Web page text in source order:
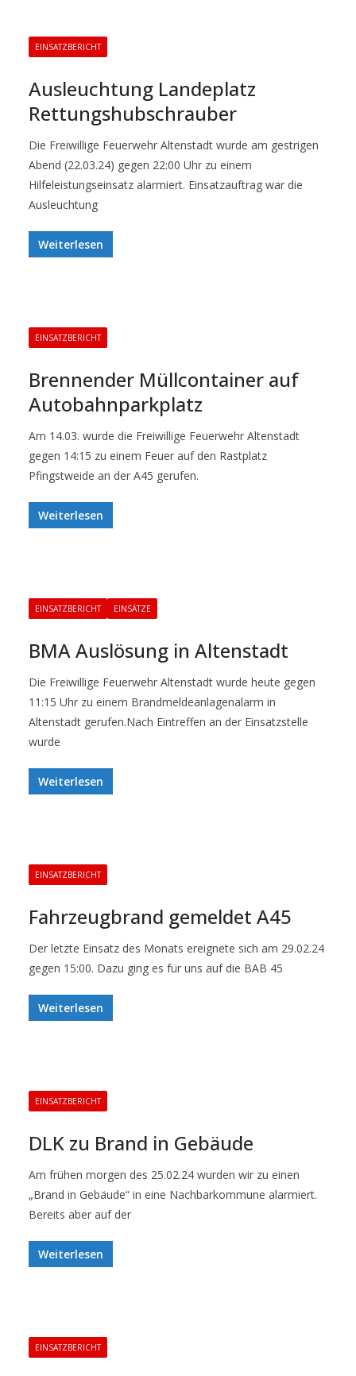
EINSATZBERICHT
Ausleuchtung Landeplatz
Rettungshubschrauber
Die Freiwillige Feuerwehr Altenstadt wurde am gestrigen
Abend (22.03.24) gegen 22:00 Uhr zu einem
Hilfeleistungseinsatz alarmiert. Einsatzauftrag war die
Ausleuchtung
Weiterlesen
EINSATZBERICHT
Brennender Müllcontainer auf
Autobahnparkplatz
Am 14.03. wurde die Freiwillige Feuerwehr Altenstadt
gegen 14:15 zu einem Feuer auf den Rastplatz
Pfingstweide an der A45 gerufen.
Weiterlesen
EINSATZBERICHT EINSÄTZE
BMA Auslösung in Altenstadt
Die Freiwillige Feuerwehr Altenstadt wurde heute gegen
11:15 Uhr zu einem Brandmeldeanlagenalarm in
Altenstadt gerufen.Nach Eintreffen an der Einsatzstelle
wurde
Weiterlesen
EINSATZBERICHT
Fahrzeugbrand gemeldet A45
Der letzte Einsatz des Monats ereignete sich am 29.02.24
gegen 15:00. Dazu ging es für uns auf die BAB 45
Weiterlesen
EINSATZBERICHT
DLK zu Brand in Gebäude
Am frühen morgen des 25.02.24 wurden wir zu einen
„Brand in Gebäude“ in eine Nachbarkommune alarmiert.
Bereits aber auf der
Weiterlesen
EINSATZBERICHT